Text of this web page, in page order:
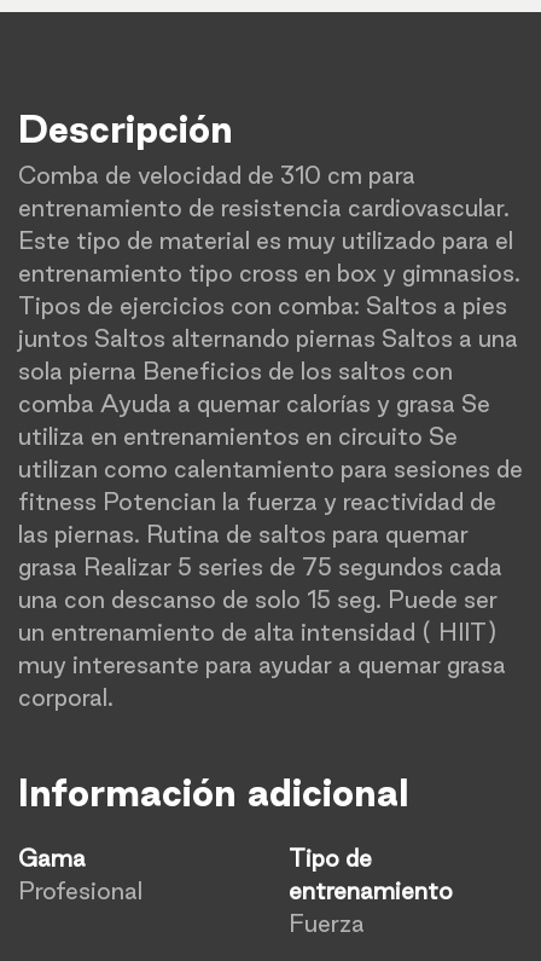
Descripción
Comba de velocidad de 310 cm para
entrenamiento de resistencia cardiovascular.
Este tipo de material es muy utilizado para el
entrenamiento tipo cross en box y gimnasios.
Tipos de ejercicios con comba: Saltos a pies
juntos Saltos alternando piernas Saltos a una
sola pierna Beneficios de los saltos con
comba Ayuda a quemar calorías y grasa Se
utiliza en entrenamientos en circuito Se
utilizan como calentamiento para sesiones de
fitness Potencian la fuerza y reactividad de
las piernas. Rutina de saltos para quemar
grasa Realizar 5 series de 75 segundos cada
una con descanso de solo 15 seg. Puede ser
un entrenamiento de alta intensidad ( HIIT)
muy interesante para ayudar a quemar grasa
corporal.
Información adicional
Gama
Profesional
Tipo de
entrenamiento
Fuerza